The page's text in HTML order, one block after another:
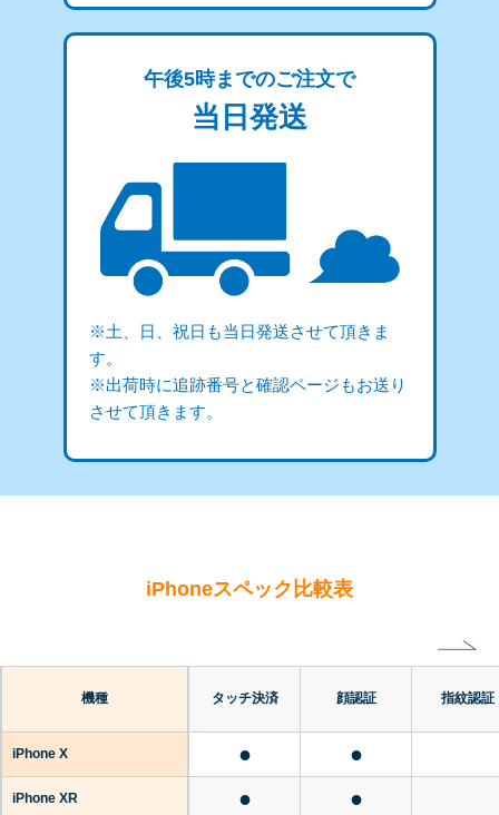
午後5時までのご注文で
当日発送
※土、日、祝日も当日発送させて頂きま
す。
※出荷時に追跡番号と確認ページもお送り
させて頂きます。
iPhoneスペック比較表
機種 タッチ決済 顔認証 指紋認証
iPhone X ● ●
iPhone XR ● ●